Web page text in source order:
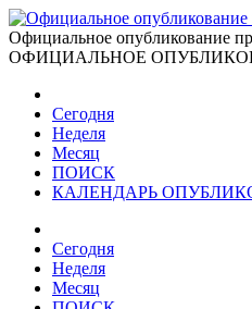
Официальное опубликование
ОФИЦИАЛЬНОЕ
Сегодня
Неделя
Месяц
ПОИСК
КАЛЕНДАРЬ
Сегодня
Неделя
Месяц